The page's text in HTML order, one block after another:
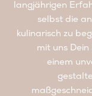
langjährigen
selbst die
kulinarisch zu
mit uns
einem